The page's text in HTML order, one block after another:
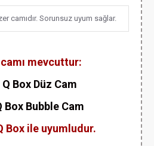
camıdır. Sorunsuz uyum sağlar.
mevcuttur:
Box Düz Cam
Box Bubble Cam
Box ile uyumludur.